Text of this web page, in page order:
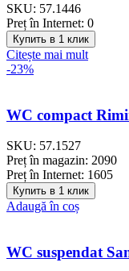
SKU: 57.1446
Preț în Internet: 0
Купить в 1 клик
Citește mai mult
-23%
WC compact
SKU: 57.1527
Preț în magazin: 2090
Preț în Internet: 1605
Купить в 1 клик
Adaugă în coș
WC suspendat